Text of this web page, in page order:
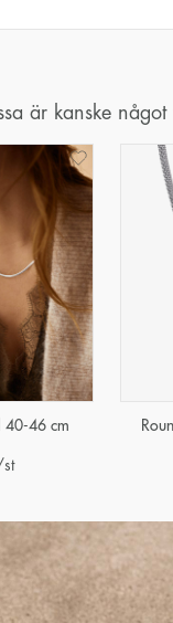
är kanske
40-46 cm